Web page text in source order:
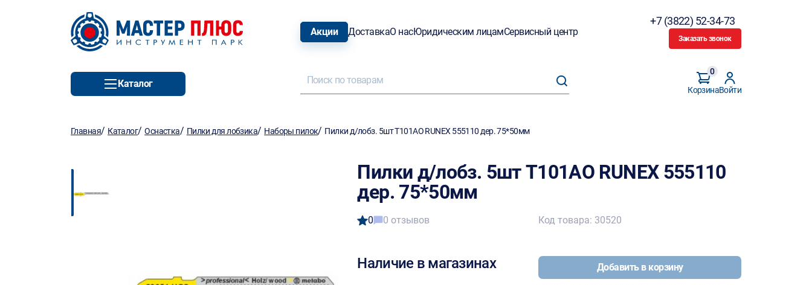
Акции ДоставкаО насЮридическим лицамСервисный центр
+7 (3822) 52-34-73
Заказать звонок
Каталог
Корзина
0
Войти
Главная/ Каталог/Оснастка/ Пилки для лобзика/ Наборы пилок/ Пилки д/лобз. 5шт T101AO RUNEX 555110 дер. 75*50мм
Пилки д/лобз. 5шт T101AO RUNEX 555110
дер. 75*50мм
0 0 отзывов
Наличие в магазинах
Код товара: 30520
Добавить в корзину